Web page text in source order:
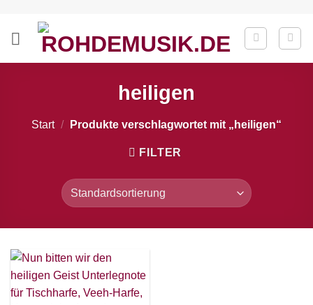
springen
heiligen
Start / Produkte verschlagwortet mit „heiligen“
FILTER